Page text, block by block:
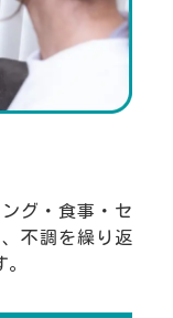
グ・食事・セ
不調を繰り返